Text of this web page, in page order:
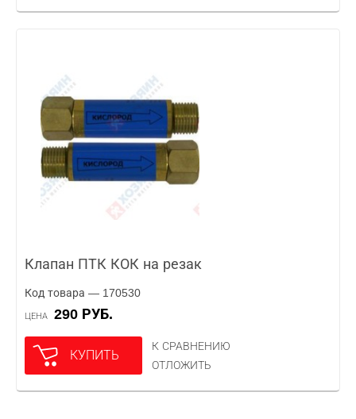
Клапан ПТК КОК на резак
Код товара — 170530
ЦЕНА 290 РУБ.
КУПИТЬ
К СРАВНЕНИЮ
ОТЛОЖИТЬ